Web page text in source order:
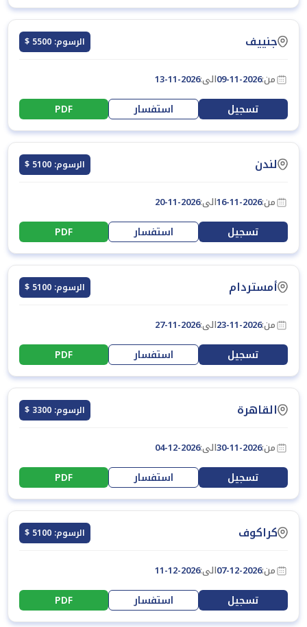
جنييف الرسوم: 5500 $
من:09-11-2026الى:13-11-2026
تسجيل استفسار PDF
لندن الرسوم: 5100 $
من:16-11-2026الى:20-11-2026
تسجيل استفسار PDF
أمستردام الرسوم: 5100 $
من:23-11-2026الى:27-11-2026
تسجيل استفسار PDF
القاهرة الرسوم: 3300 $
من:30-11-2026الى:04-12-2026
تسجيل استفسار PDF
كراكوف الرسوم: 5100 $
من:07-12-2026الى:11-12-2026
تسجيل استفسار PDF